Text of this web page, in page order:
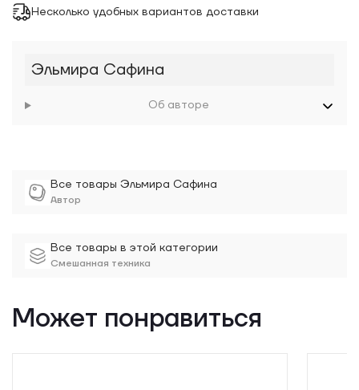
Несколько удобных вариантов доставки
Все товары Эльмира Сафина
Автор
Все товары в этой категории
Смешанная техника
Эльмира Сафина
Об авторе
Может понравиться